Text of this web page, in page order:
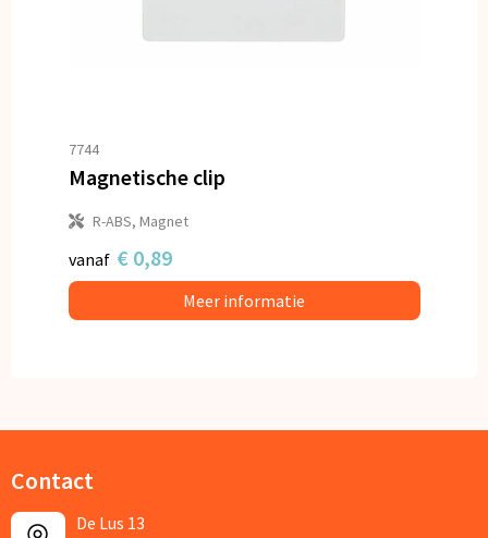
7744
Magnetische clip
R-ABS, Magnet
vanaf € 0,89
Meer informatie
Contact
De Lus 13